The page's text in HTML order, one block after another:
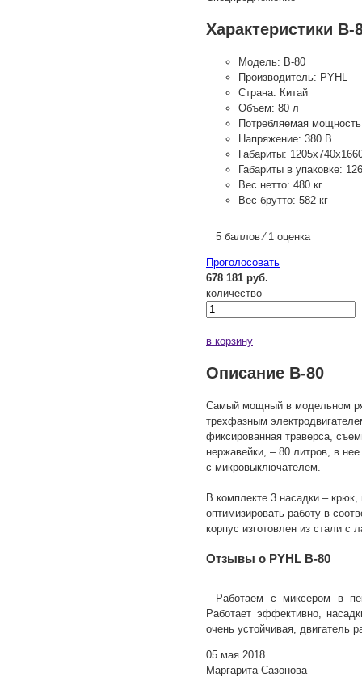
Характеристики B-
Модель: B-80
Производитель: PYHL
Страна: Китай
Объем: 80 л
Потребляемая
Напряжение: 380 В
Габариты:
Габариты в упаковке:
Вес нетто: 480 кг
Вес брутто: 582 кг
5 баллов ⁄ 1 оценка
Проголосовать
678 181 руб.
количество
в корзину
Описание B-80
Самый мощный в модельном
трехфазным
фиксированная траверса,
нержавейки, – 80 литров, в
с микровыключателем.
В комплекте 3 насадки –
оптимизировать работу в
корпус изготовлен из стали
Отзывы о PYHL B-80
Работаем с миксером в
Работает эффективно,
очень устойчивая, двигатель
05 мая 2018
Маргарита Сазонова